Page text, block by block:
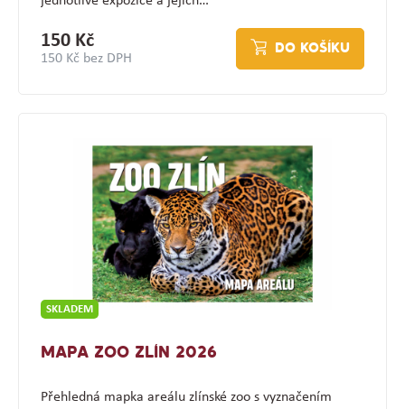
150 Kč
150 Kč bez DPH
DO KOŠÍKU
SKLADEM
MAPA ZOO ZLÍN 2026
Přehledná mapka areálu zlínské zoo s vyznačením